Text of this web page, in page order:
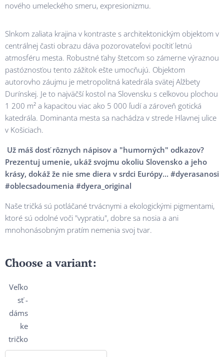
nového umeleckého smeru, expresionizmu.
Slnkom zaliata krajina v kontraste s architektonickým objektom v
centrálnej časti obrazu dáva pozorovateľovi pocítiť letnú
atmosféru mesta. Robustné ťahy štetcom so zámerne výraznou
pastóznosťou tento zážitok ešte umocňujú. Objektom
autorovho záujmu je metropolitná katedrála svätej Alžbety
Durínskej. Je to najväčší kostol na Slovensku s celkovou plochou
1 200 m² a kapacitou viac ako 5 000 ľudí a zároveň gotická
katedrála. Dominanta mesta sa nachádza v strede Hlavnej ulice
v Košiciach.
Už máš dosť rôznych nápisov a "humorných" odkazov?
Prezentuj umenie, ukáž svojmu okoliu Slovensko a jeho
krásy, dokáž že nie sme diera v srdci Európy... #dyerasanosi
#oblecsadoumenia #dyera_original
Naše tričká sú potláčané trvácnymi a ekologickými pigmentami,
ktoré sú odolné voči "vypratiu", dobre sa nosia a ani
mnohonásobným pratím nemenia svoj tvar.
Choose a variant:
Veľko
sť -
dáms
ke
tričko